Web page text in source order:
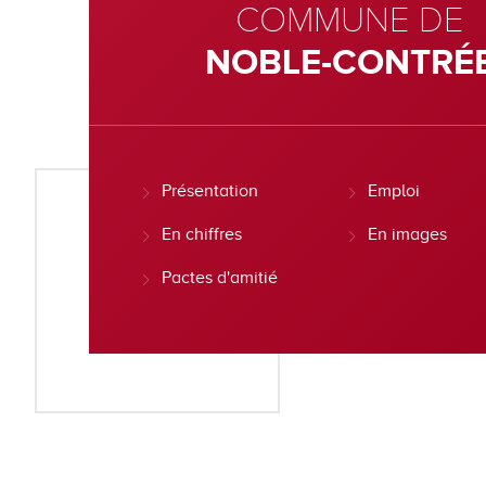
COMMUNE DE
NOBLE-
Présentation Emploi
En chiffres En images
Pactes d'amitié